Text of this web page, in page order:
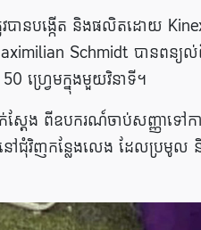
បានបង្កើត និងផលិតដោយ
Schmidt បានពន្យល់
ហ្វ្រេមក្នុងមួយវិនាទី។
ស្តែង ពីឧបករណ៍ចាប់សញ្ញាទៅ
វិញកន្លែងលេង ដែលប្រមូល និ